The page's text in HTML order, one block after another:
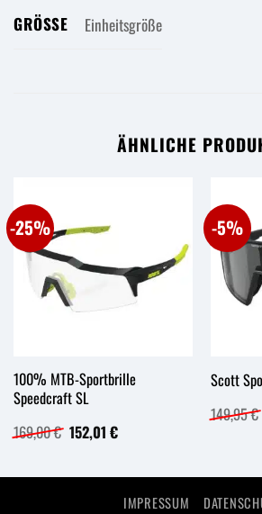
GRÖSSE Einheitsgröße
ÄHNLICHE
-25%
100% MTB-Sportbrille
Speedcraft SL
169,00€ Ursprünglicher
Preis
169,00 €
152,01 €Aktueller
Preis
152,01 €.
-5%
Scott
149,95€
IMPRESSUM